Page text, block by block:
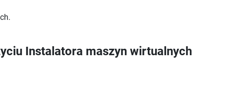
.
Instalatora maszyn wirtualnych